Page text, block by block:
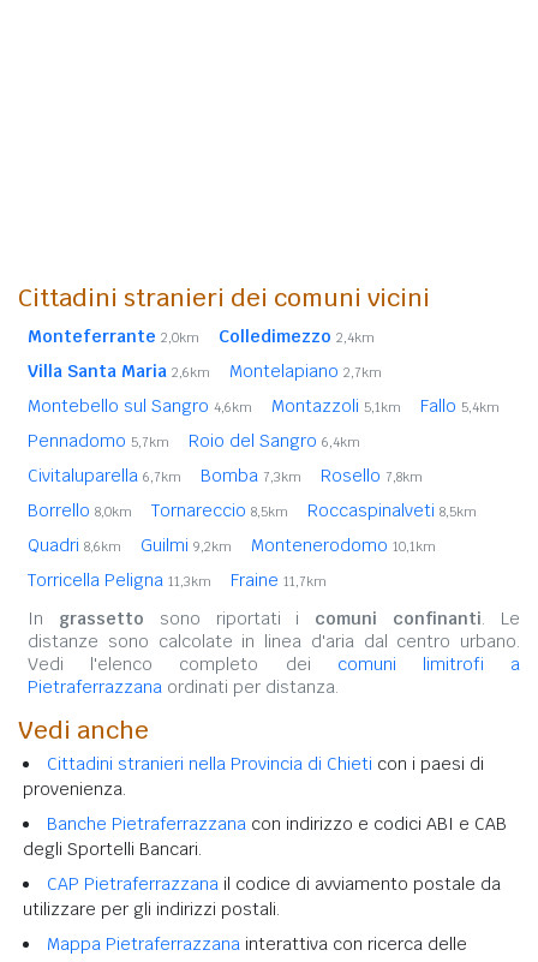
Cittadini stranieri dei comuni vicini
Monteferrante 2,0km Colledimezzo 2,4km
Villa Santa Maria 2,6km Montelapiano 2,7km
Montebello sul Sangro 4,6km Montazzoli 5,1km Fallo 5,4km
Pennadomo 5,7km Roio del Sangro 6,4km
Civitaluparella 6,7km Bomba 7,3km Rosello 7,8km
Borrello 8,0km Tornareccio 8,5km Roccaspinalveti 8,5km
Quadri 8,6km Guilmi 9,2km Montenerodomo 10,1km
Torricella Peligna 11,3km Fraine 11,7km
In grassetto sono riportati i comuni confinanti. Le
distanze sono calcolate in linea d'aria dal centro urbano.
Vedi l'elenco completo dei comuni limitrofi a
Pietraferrazzana ordinati per distanza.
Vedi anche
Cittadini stranieri nella Provincia di Chieti con i paesi di
provenienza.
Banche Pietraferrazzana con indirizzo e codici ABI e CAB
degli Sportelli Bancari.
CAP Pietraferrazzana il codice di avviamento postale da
utilizzare per gli indirizzi postali.
Mappa Pietraferrazzana interattiva con ricerca delle